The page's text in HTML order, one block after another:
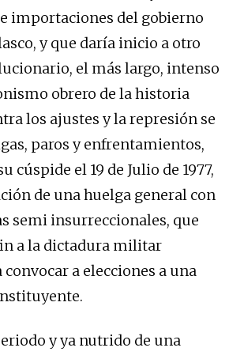
importaciones del gobierno
y que daría inicio a otro
el más largo, intenso
obrero de la historia
los ajustes y la represión se
paros y enfrentamientos,
cúspide el 19 de Julio de 1977,
de una huelga general con
semi insurreccionales, que
a la dictadura militar
a elecciones a una
y ya nutrido de una